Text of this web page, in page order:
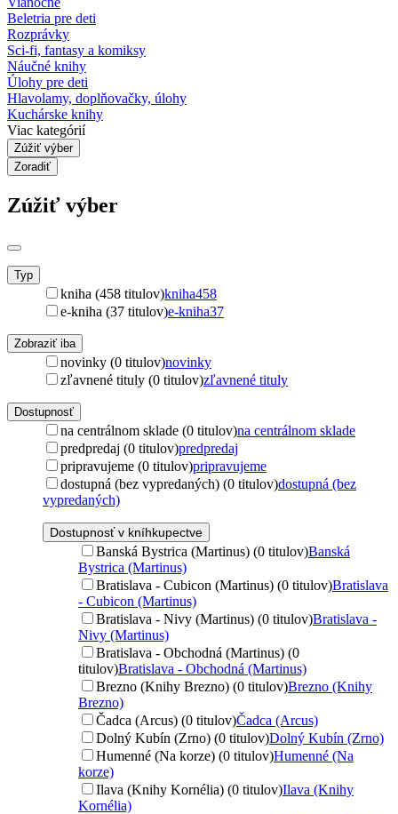
Beletria pre deti
Rozprávky
Sci-fi, fantasy a komiksy
Náučné knihy
Úlohy pre deti
Hlavolamy, doplňovačky, úlohy
Kuchárske knihy
Viac kategórií
Zúžiť výber
Zoradiť
Zúžiť výber
Typ
kniha (458 titulov)kniha458
e-kniha (37 titulov)e-kniha37
Zobraziť iba
novinky (0 titulov)novinky
zľavnené tituly (0 titulov)zľavnené tituly
Dostupnosť
na centrálnom sklade (0 titulov)na centrálnom sklade
predpredaj (0 titulov)predpredaj
pripravujeme (0 titulov)pripravujeme
dostupná (bez vypredaných) (0 titulov)dostupná (bez
vypredaných)
Dostupnosť v kníhkupectve
Banská Bystrica (Martinus) (0 titulov)Banská
Bystrica (Martinus)
Bratislava - Cubicon (Martinus) (0 titulov)Bratislava
- Cubicon (Martinus)
Bratislava - Nivy (Martinus) (0 titulov)Bratislava -
Nivy (Martinus)
Bratislava - Obchodná (Martinus) (0
titulov)Bratislava - Obchodná (Martinus)
Brezno (Knihy Brezno) (0 titulov)Brezno (Knihy
Brezno)
Čadca (Arcus) (0 titulov)Čadca (Arcus)
Dolný Kubín (Zrno) (0 titulov)Dolný Kubín (Zrno)
Humenné (Na korze) (0 titulov)Humenné (Na
korze)
Ilava (Knihy Kornélia) (0 titulov)Ilava (Knihy
Kornélia)